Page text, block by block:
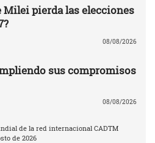
Milei pierda las elecciones
08/08/2026
sus compromisos
08/08/2026
de la red internacional CADTM
de 2026